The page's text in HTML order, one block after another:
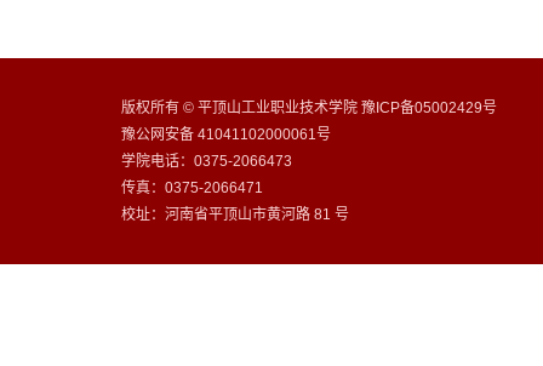
版权所有 © 平顶山工业职业技术学院 豫ICP备05002429号
豫公网安备 41041102000061号
学院电话：0375-2066473
传真：0375-2066471
校址：河南省平顶山市黄河路 81 号